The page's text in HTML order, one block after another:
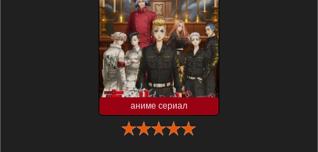
аниме сериал